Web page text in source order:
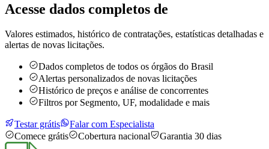
Acesse dados completos de
Valores estimados, histórico de contratações, estatísticas detalhadas e
alertas de novas licitações.
Dados completos de todos os órgãos do Brasil
Alertas personalizados de novas licitações
Histórico de preços e análise de concorrentes
Filtros por Segmento, UF, modalidade e mais
Testar grátis
Falar com Especialista
Comece grátis
Cobertura nacional Garantia 30 dias